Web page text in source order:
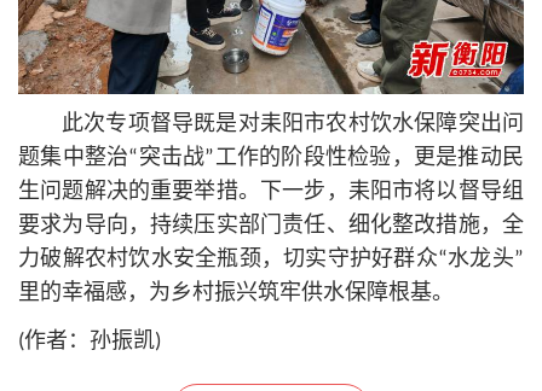
此次专项督导既是对耒阳市农村饮水保障突出问
题集中整治“突击战”工作的阶段性检验，更是推动民
生问题解决的重要举措。下一步，耒阳市将以督导组
要求为导向，持续压实部门责任、细化整改措施，全
力破解农村饮水安全瓶颈，切实守护好群众“水龙头”
里的幸福感，为乡村振兴筑牢供水保障根基。
(作者：孙振凯)